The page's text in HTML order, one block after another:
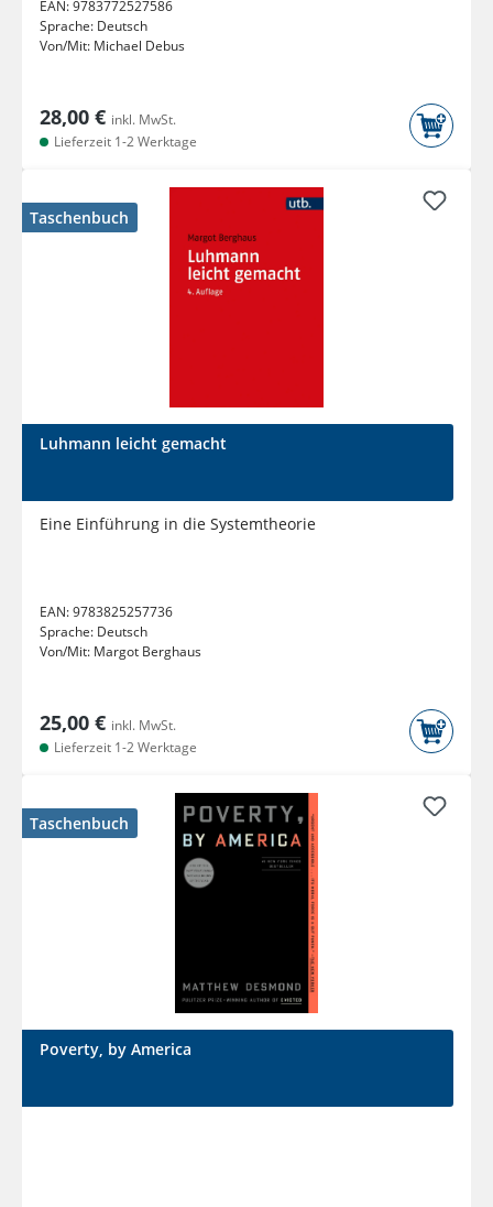
EAN:9783772527586
Sprache: Deutsch
Von/Mit: Michael Debus
28,00 € inkl. MwSt.
Lieferzeit 1-2 Werktage
Taschenbuch
Luhmann leicht gemacht
Eine Einführung in die Systemtheorie
EAN:9783825257736
Sprache: Deutsch
Von/Mit: Margot Berghaus
25,00 € inkl. MwSt.
Lieferzeit 1-2 Werktage
Taschenbuch
Poverty, by America